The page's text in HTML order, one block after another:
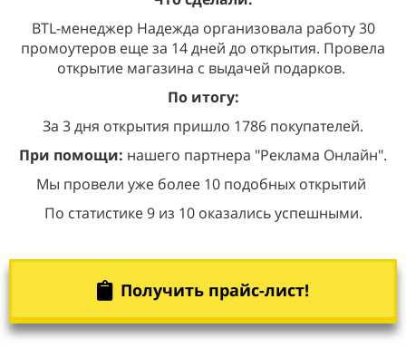
BTL-менеджер Надежда организовала работу 30
промоутеров еще за 14 дней до открытия. Провела
открытие магазина с выдачей подарков.
По итогу:
За 3 дня открытия пришло 1786 покупателей.
При помощи: нашего партнера "Реклама Онлайн".
Мы провели уже более 10 подобных открытий
По статистике 9 из 10 оказались успешными.
Получить прайс-лист!